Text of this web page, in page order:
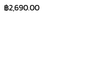
฿2,690.00